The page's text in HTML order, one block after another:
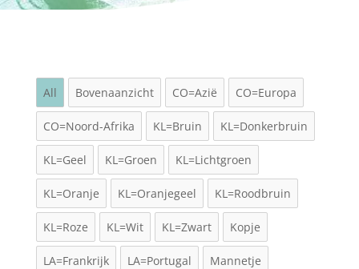
All Bovenaanzicht CO=Azië CO=Europa
CO=Noord-Afrika KL=Bruin KL=Donkerbruin
KL=Geel KL=Groen KL=Lichtgroen
KL=Oranje KL=Oranjegeel KL=Roodbruin
KL=Roze KL=Wit KL=Zwart Kopje
LA=Frankrijk LA=Portugal Mannetje